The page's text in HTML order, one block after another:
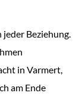
Beziehung.
in Varmert,
am Ende